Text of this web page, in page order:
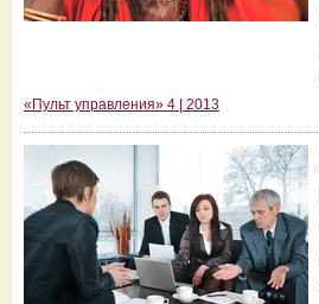
«Пульт управления» 4 | 2013